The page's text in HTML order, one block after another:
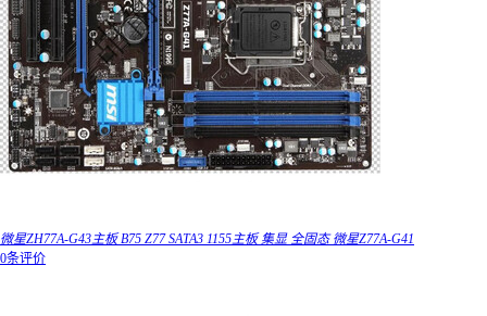
微星ZH77A-G43主板 B75 Z77 SATA3 1155主板 集显 全固态 微星Z77A-G41
0条评价